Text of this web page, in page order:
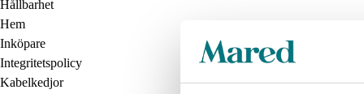
Hållbarhet
Hem
Inköpare
Integritetspolicy
Kabelkedjor